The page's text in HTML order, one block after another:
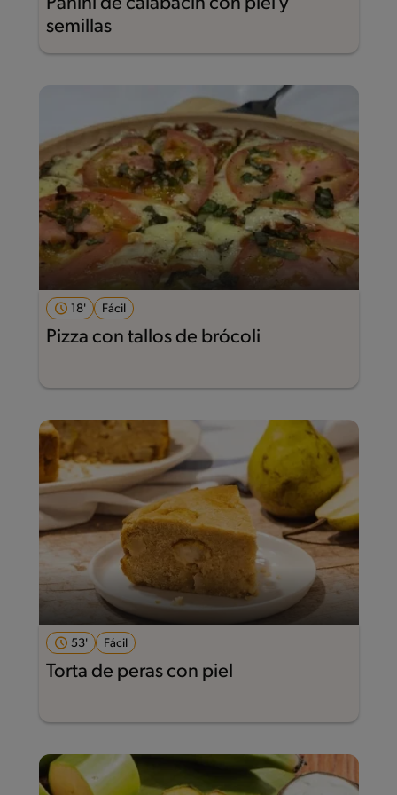
semillas
18' Fácil
Pizza con tallos de brócoli
53' Fácil
Torta de peras con piel